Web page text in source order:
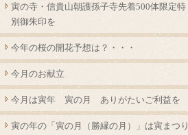
寅の寺・信貴山朝護孫子寺先着500体限定特
別御朱印を
今年の桜の開花予想は？・・・
今月のお献立
今月は寅年 寅の月 ありがたいご利益を
寅の年の「寅の月（勝縁の月）」は寅まつり